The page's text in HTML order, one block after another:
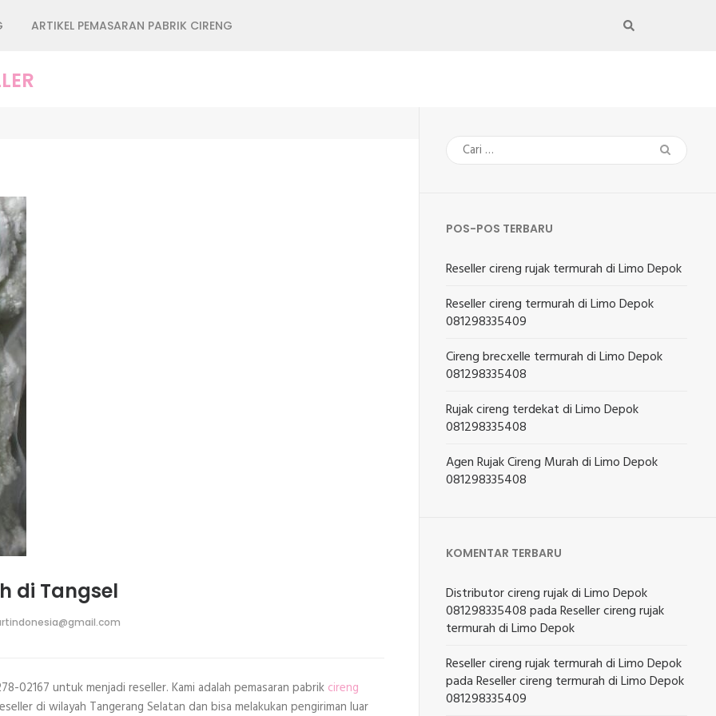
ARTIKEL PEMASARAN PABRIK CIRENG
di Tangsel
02167 untuk menjadi reseller. Kami adalah pemasaran pabrik cireng
di wilayah Tangerang Selatan dan bisa melakukan pengiriman luar
Cari
untuk:
POS-POS TERBARU
Reseller cireng rujak termurah di Limo Depok
Reseller cireng termurah di Limo Depok
081298335409
Cireng brecxelle termurah di Limo Depok
081298335408
Rujak cireng terdekat di Limo Depok
081298335408
Agen Rujak Cireng Murah di Limo Depok
081298335408
KOMENTAR TERBARU
Distributor cireng rujak di Limo Depok
081298335408padaReseller cireng rujak
termurah di Limo Depok
Reseller cireng rujak termurah di Limo Depok
padaReseller cireng termurah di Limo Depok
081298335409